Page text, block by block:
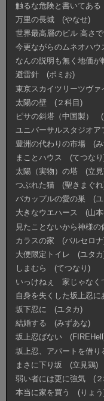
触るな危険と書いてあ
万里の長城 (やなせ)
世界最高層のビル 高さ
今更ながらのムネオハ
なんの説明も無く地価
避雷針 (ポミお)
東京スカイツリーツヴ
太陽の壁 (２科目)
ピサの斜塔（中国製）
ユニバーサルスタジオ
豊洲の代わりの市場 (み
まことハウス (てつな
太陽（実物）の塔 (立
つぶれた猫 (聖きまぐ
バカップルの愛の巣 (ユ
大きなウエハース (山本
見たことないから神様
カラスの家 (バルセロ
大便限定トイレ (ユタ
しまむら (てつなり)
いっけねぇ 家じゃなく
自身を失くした坂上忍に
坂下忍に (ユタカ)
結婚する (みずあな)
坂上忍ばない
坂上忍、アパートを借
まさに下り坂 (立見鶏)
弱い者には更に強気 (２
本当に家を買う (りょ